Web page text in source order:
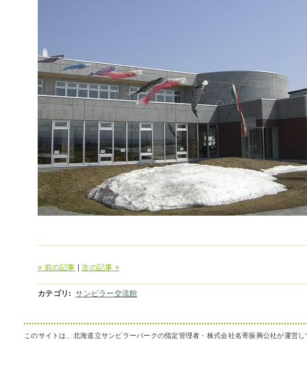
« 前の記事 |次の記事 »
カテゴリ : サンピラー交流館
このサイトは、北海道立サンピラーパークの指定管理者・株式会社名寄振興公社が運営